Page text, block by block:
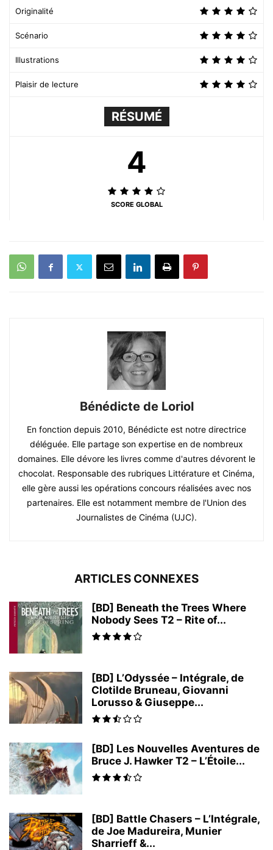
Originalité
Scénario
Illustrations
Plaisir de lecture
RÉSUMÉ
4
SCORE GLOBAL
Bénédicte de Loriol
En fonction depuis 2010, Bénédicte est notre directrice
déléguée. Elle partage son expertise en de nombreux
domaines. Elle dévore les livres comme d'autres dévorent le
chocolat. Responsable des rubriques Littérature et Cinéma,
elle gère aussi les opérations concours réalisées avec nos
partenaires. Elle est notamment membre de l'Union des
Journalistes de Cinéma (UJC).
ARTICLES CONNEXES
[BD] Beneath the Trees Where
Nobody Sees T2 – Rite of...
[BD] L’Odyssée – Intégrale, de
Clotilde Bruneau, Giovanni
Lorusso & Giuseppe...
[BD] Les Nouvelles Aventures de
Bruce J. Hawker T2 – L’Étoile...
[BD] Battle Chasers – L’Intégrale,
de Joe Madureira, Munier
Sharrieff &...